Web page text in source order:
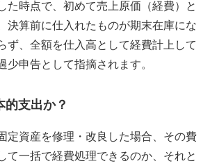
た時点で、初めて売上原価（経費）と
決算前に仕入れたものが期末在庫にな
ず、全額を仕入高として経費計上して
少申告として指摘されます。
的支出か？
定資産を修理・改良した場合、その費
て一括で経費処理できるのか、それと